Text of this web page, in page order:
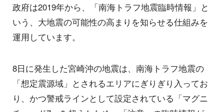
政府は2019年から、「南海トラフ地震臨時情報」と
いう、大地震の可能性の高まりを知らせる仕組みを
運用しています。
8日に発生した宮崎沖の地震は、南海トラフ地震の
「想定震源域」とされるエリアにぎりぎり入ってお
り、かつ警戒ラインとして設定されている「マグニ